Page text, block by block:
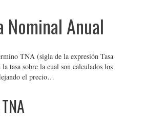
Nominal Anual
TNA (sigla de la expresión Tasa
tasa sobre la cual son calculados los
el precio…